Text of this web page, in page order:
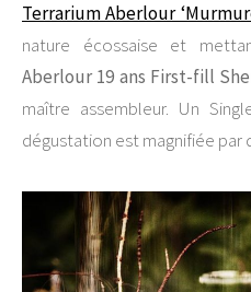
Terrarium Aberlour
nature écossaise et
Aberlour 19 ans First-fill
maître assembleur. Un
dégustation est magnifiée par